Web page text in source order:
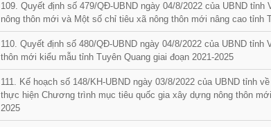
109. Quyết định số 479/QĐ-UBND ngày 04/8/2022 của UBND tỉnh
nông thôn mới và Một số chỉ tiêu xã nông thôn mới nâng cao tỉnh
110. Quyết định số 480/QĐ-UBND ngày 04/8/2022 của UBND tỉnh
thôn mới kiểu mẫu tỉnh Tuyên Quang giai đoạn 2021-2025
111. Kế hoạch số 148/KH-UBND ngày 03/8/2022 của UBND tỉnh
thực hiện Chương trình mục tiêu quốc gia xây dựng nông thôn
2025